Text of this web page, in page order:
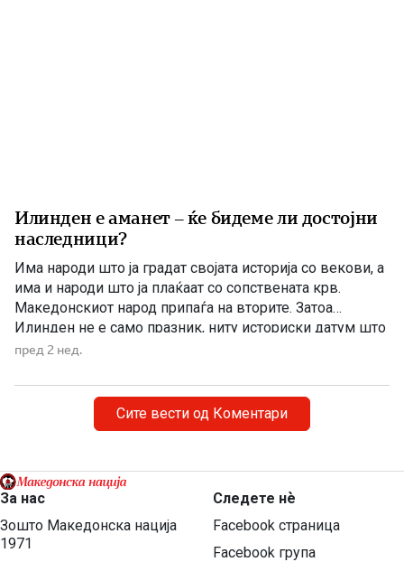
Илинден е аманет – ќе бидеме ли достојни
наследници?
Има народи што ја градат својата историја со векови, а
има и народи што ја плаќаат со сопствената крв.
Македонскиот народ припаѓа на вторите. Затоа
Илинден не е само празник, ниту историски датум што
еднаш годишно го одбележуваме со говори, венци и
кога мора да си го поставиме […]
пред 2 нед.
Сите вести од Коментари
За нас
Зошто Македонска нација
1971
Следете нѐ
Facebook страница
Facebook група